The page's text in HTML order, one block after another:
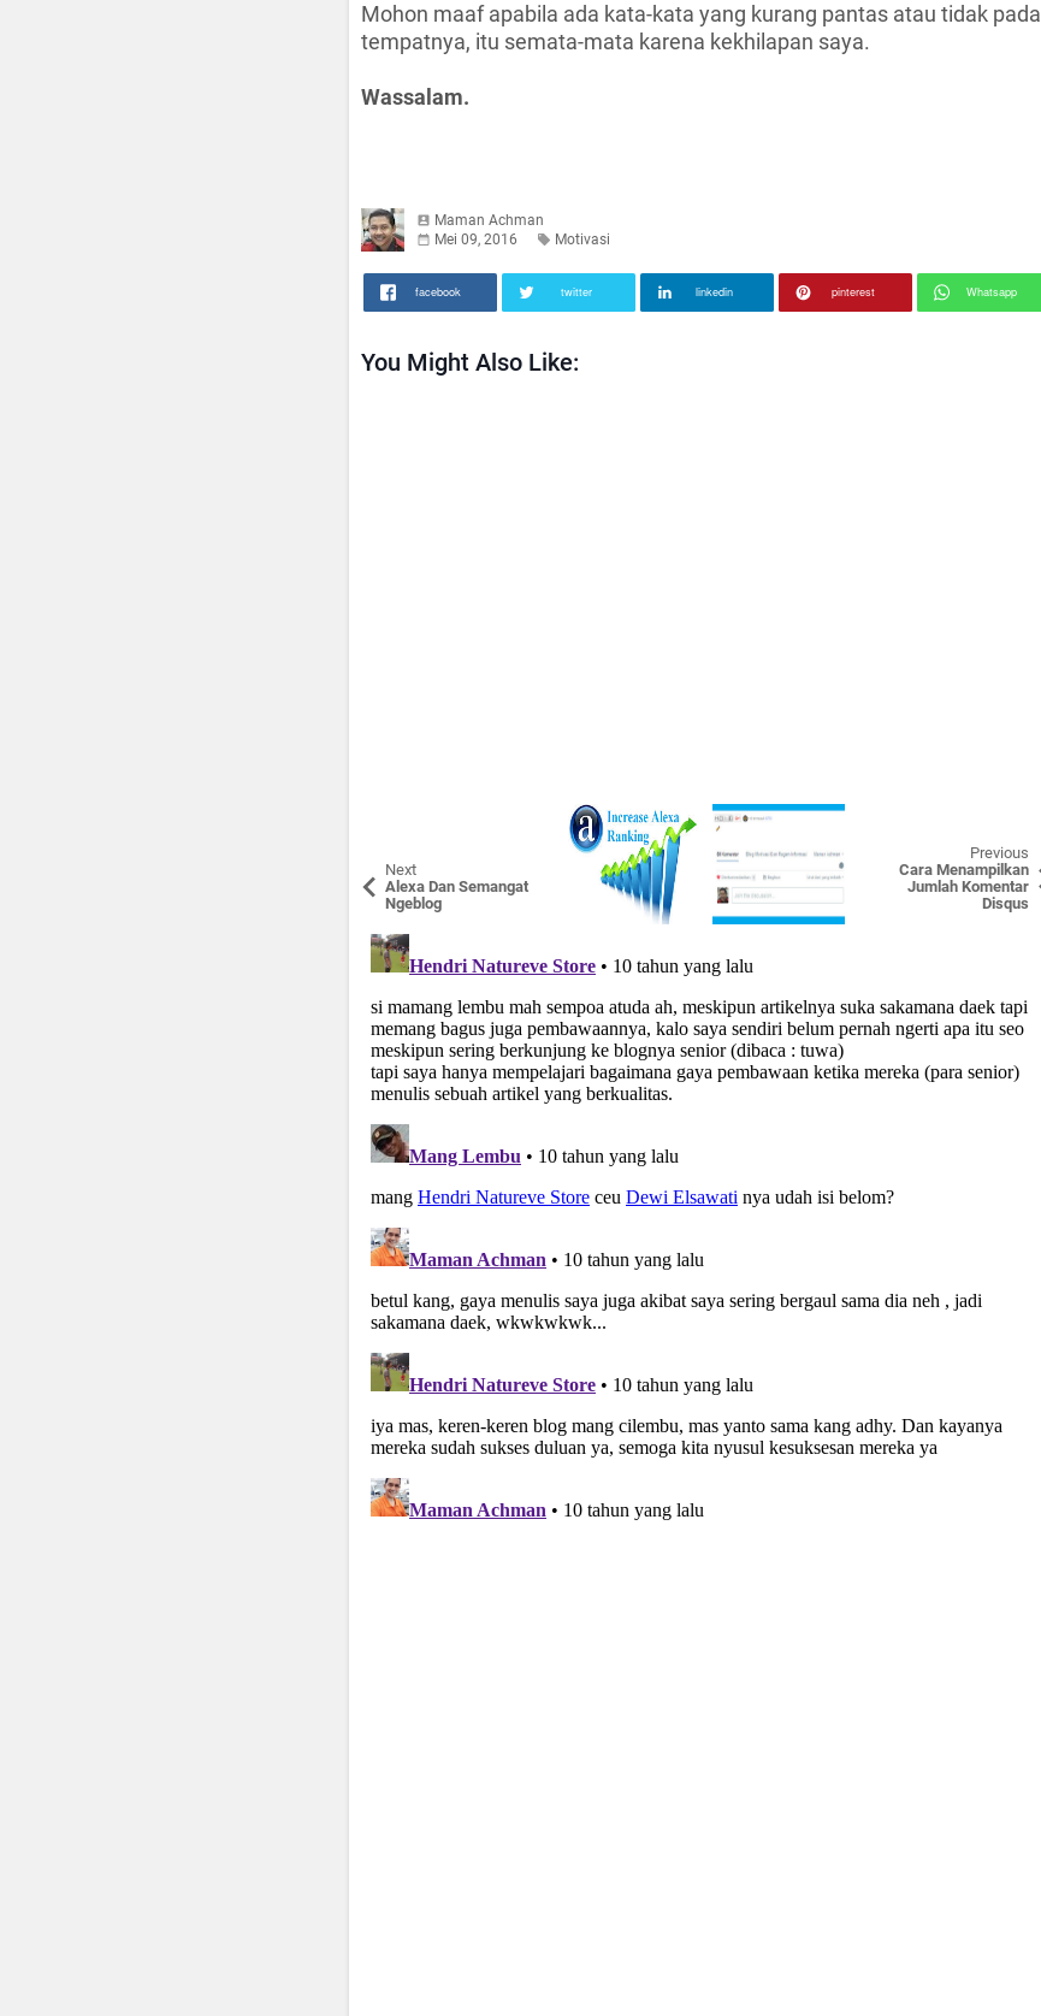
Mohon maaf apabila ada kata-kata yang kurang pantas atau tidak pada
tempatnya, itu semata-mata karena kekhilapan saya.
Wassalam.
Maman Achman
Mei 09, 2016
Motivasi
facebook twitter linkedin pinterest Whatsapp
You Might Also Like:
Next
Alexa Dan Semangat
Ngeblog
Previous
Cara Menampilkan
Jumlah Komentar
Disqus